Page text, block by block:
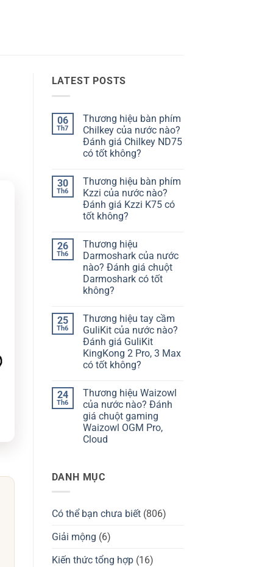
LATEST POSTS
06
Th7
Thương hiệu bàn phím
Chilkey của nước nào?
Đánh giá Chilkey ND75
có tốt không?
bình
luận
ở
Thương
hiệu
bàn
của
nước
nào?
Đánh
giá
Chilkey
ND75
không?
30
Th6
Thương hiệu bàn phím
Kzzi của nước nào?
Đánh giá Kzzi K75 có
tốt không?
bình
luận
ở
Thương
hiệu
bàn
phím
nước
nào?
Đánh
giá
Kzzi
K75
có
tốt
26
Th6
Thương hiệu
Darmoshark của nước
nào? Đánh giá chuột
Darmoshark có tốt
không?
bình
luận
ở
Thương
hiệu
Darmoshark
của
Đánh
giá
chuột
Darmoshark
có
tốt
không?
25
Th6
Thương hiệu tay cầm
GuliKit của nước nào?
Đánh giá GuliKit
KingKong 2 Pro, 3 Max
có tốt không?
bình
luận
ở
Thương
hiệu
tay
cầm
nào?
Đánh
2
Pro,
Max
có
không?
24
Th6
Thương hiệu Waizowl
của nước nào? Đánh
giá chuột gaming
Waizowl OGM Pro,
Cloud
luận
ở
của
Đánh
gaming
DANH MỤC
Có thể bạn chưa biết(806)
Giải mộng (6)
Kiến thức tổng hợp(16)